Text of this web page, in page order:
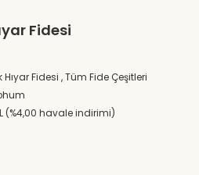
Fidesi
Hıyar Fidesi ,Tüm Fide Çeşitleri
(%4,00 havale indirimi)